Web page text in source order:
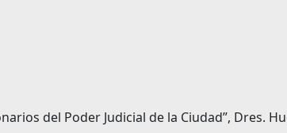
del Poder Judicial de la Ciudad”, Dres.